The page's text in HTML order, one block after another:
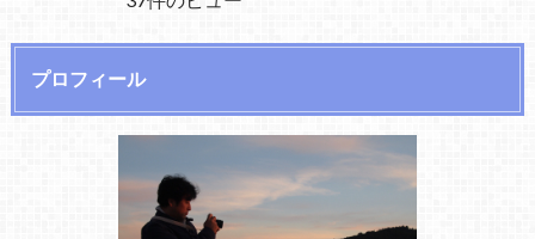
プロフィール